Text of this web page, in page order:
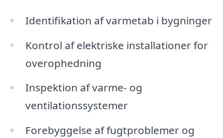
Identifikation af varmetab i bygninger
Kontrol af elektriske installationer for
overophedning
Inspektion af varme- og
ventilationssystemer
Forebyggelse af fugtproblemer og